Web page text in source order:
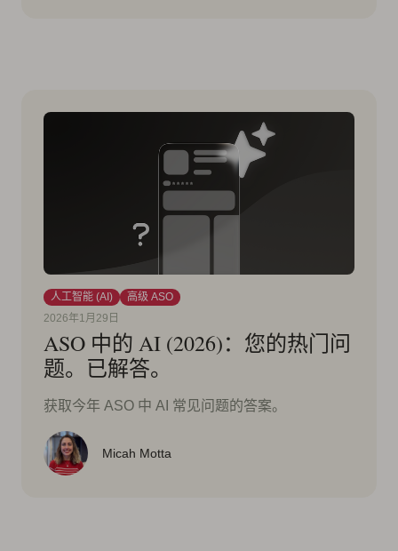
人工智能 (AI)
高级 ASO
2026年1月29日
ASO 中的 AI (2026)：您的热门问
题。已解答。
获取今年 ASO 中 AI 常见问题的答案。
Micah Motta